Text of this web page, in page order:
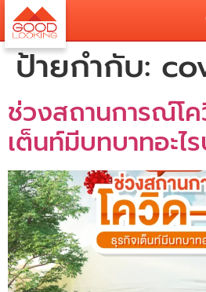
ป้ายกำกับ:
ช่วงสถานการณ์โ
เต็นท์มีบทบาทอะไ